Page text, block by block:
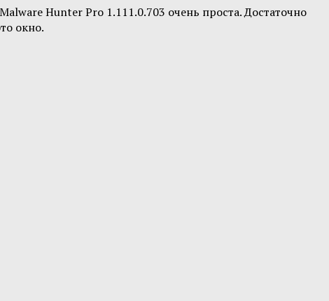
Hunter Pro 1.111.0.703 очень проста. Достаточно
окно.